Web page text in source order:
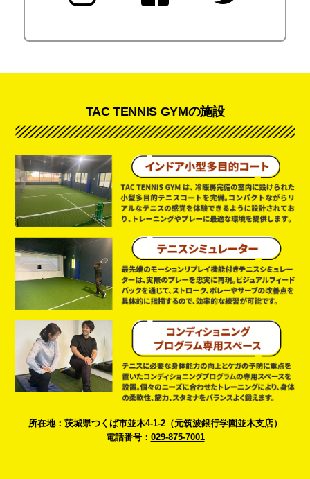
TAC TENNIS GYMの施設
所在地：茨城県つくば市並木4-1-2（元筑波銀行学園並木支店）
電話番号： 029-875-7001